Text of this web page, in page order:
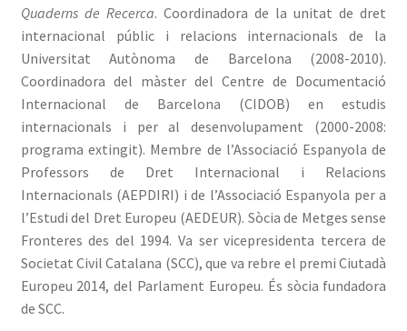
Quaderns de Recerca. Coordinadora de la unitat de dret
internacional públic i relacions internacionals de la
Universitat Autònoma de Barcelona (2008-2010).
Coordinadora del màster del Centre de Documentació
Internacional de Barcelona (CIDOB) en estudis
internacionals i per al desenvolupament (2000-2008:
programa extingit). Membre de l’Associació Espanyola de
Professors de Dret Internacional i Relacions
Internacionals (AEPDIRI) i de l’Associació Espanyola per a
l’Estudi del Dret Europeu (AEDEUR). Sòcia de Metges sense
Fronteres des del 1994. Va ser vicepresidenta tercera de
Societat Civil Catalana (SCC), que va rebre el premi Ciutadà
Europeu 2014, del Parlament Europeu. És sòcia fundadora
de SCC.